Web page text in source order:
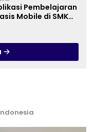
Pembelajaran
Mobile di SMK